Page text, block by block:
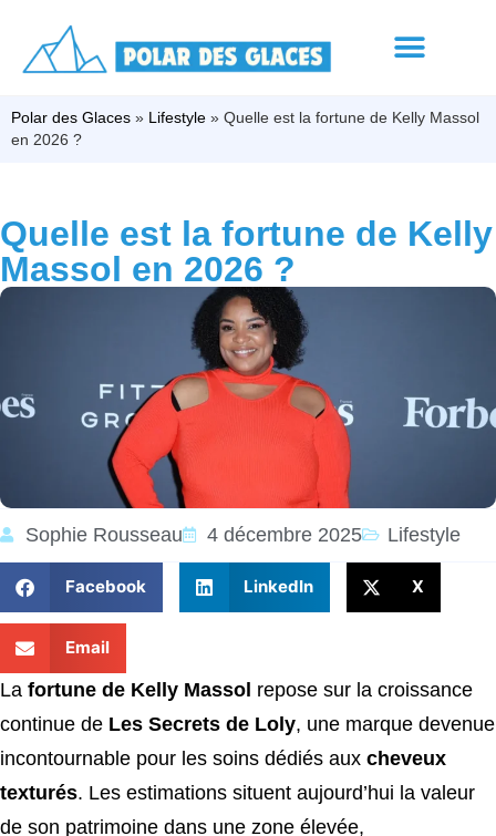
Polar des Glaces » Lifestyle » Quelle est la fortune de Kelly Massol
en 2026 ?
Quelle est la fortune de Kelly
Massol en 2026 ?
Sophie Rousseau 4 décembre 2025 Lifestyle
Facebook LinkedIn X
Email
La fortune de Kelly Massol repose sur la croissance
continue de Les Secrets de Loly, une marque devenue
incontournable pour les soins dédiés aux cheveux
texturés. Les estimations situent aujourd’hui la valeur
de son patrimoine dans une zone élevée,